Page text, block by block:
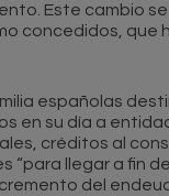
Este cambio
concedidos, que
españolas
en su día a
créditos al
llegar a fin
del